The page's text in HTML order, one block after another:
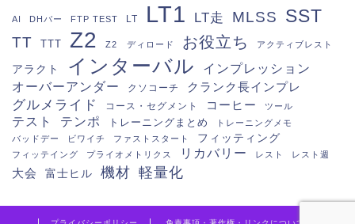
AI DHバー FTP TEST LT LT1 LT走 MLSS SST
TT TTT Z2 Z2 ディロード お役立ち アクティブレスト
アラクト インターバル
インプレッション
オーバーアンダー
クソコーチ クランク長インプレ
グルメライド コース・セグメント コーヒー ツール
テスト テンポ トレーニングまとめ
トレーニングメモ
バッドデー
ビワイチ ファストスタート フィッティング
フィッテイング プライオメトリクス リカバリー レスト レスト週
大会 富士ヒル 機材 軽量化